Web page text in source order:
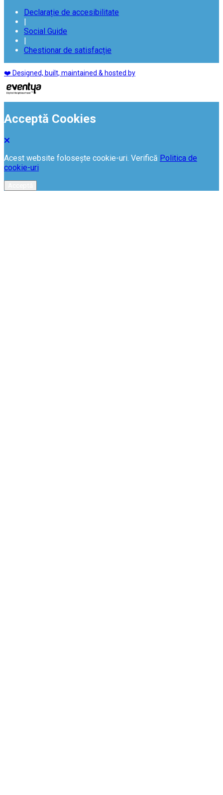
Declarație de accesibilitate
|
Social Guide
|
Chestionar de satisfacție
❤️ Designed, built, maintained & hosted by
Acceptă Cookies
Acest website folosește cookie-uri. Verifică Politica de
cookie-uri